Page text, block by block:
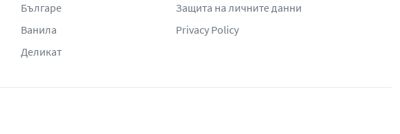
Българе
Ванила
Деликат
Защита на личните данни
Privacy Policy